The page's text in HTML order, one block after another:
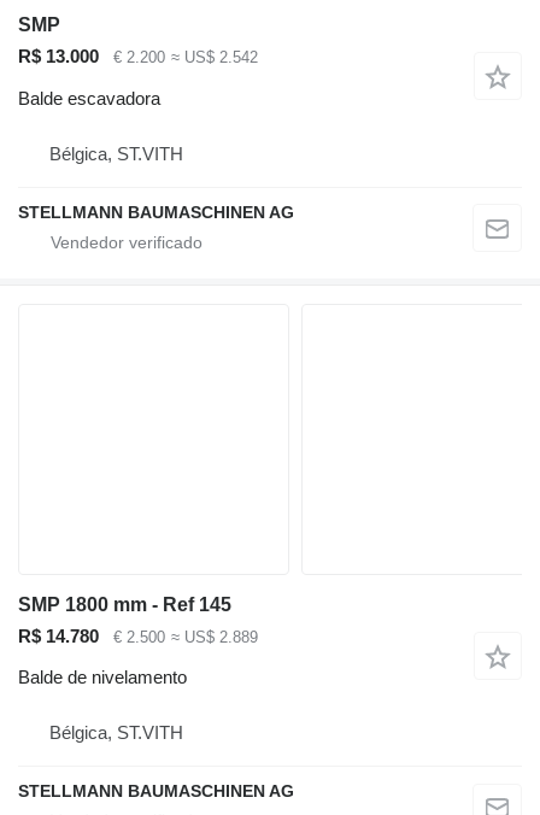
SMP
R$ 13.000
€ 2.200 ≈ US$ 2.542
Balde escavadora
Bélgica, ST.VITH
STELLMANN BAUMASCHINEN AG
SMP 1800 mm - Ref 145
R$ 14.780
€ 2.500 ≈ US$ 2.889
Balde de nivelamento
Bélgica, ST.VITH
STELLMANN BAUMASCHINEN AG